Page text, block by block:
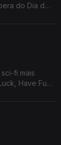
do Dia do
fi mais
Have Fun,